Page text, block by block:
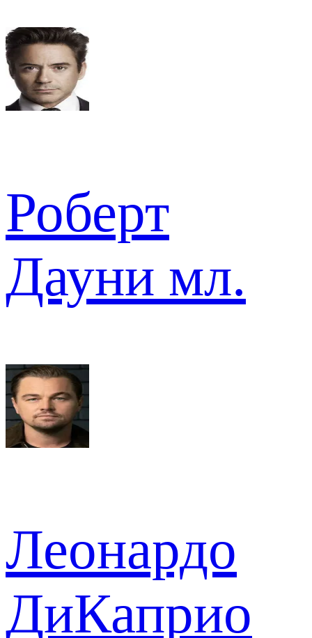
Роберт
Дауни мл.
Леонардо
ДиКаприо